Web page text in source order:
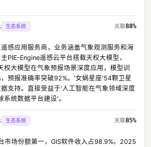
生态系统
88%
感应用服务商，业务涵盖气象观测服务和海
PIE-Engine遥感云平台搭载天权大模型，
权大模型在气象预报场景深度应用，模型训
预报准确率突破92%。'女娲星座'54颗卫星
支持。直接受益于'人工智能在气象领域深度
统数据平台建设'。
生态系统
85%
市场份额第一，GIS软件收入占98.9%。2025